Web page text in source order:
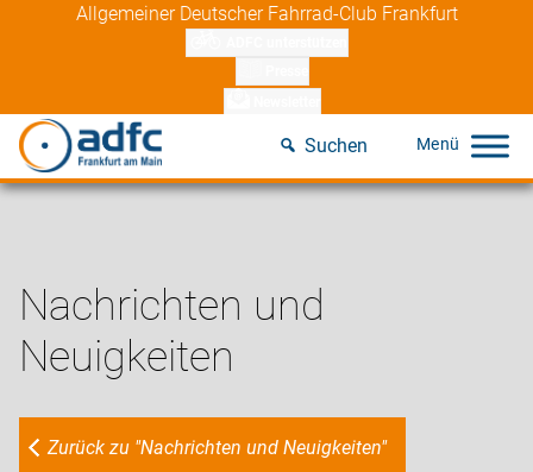
Allgemeiner Deutscher Fahrrad-Club Frankfurt
Suchen
Nachrichten und
Neuigkeiten
Zurück zu "Nachrichten und Neuigkeiten"